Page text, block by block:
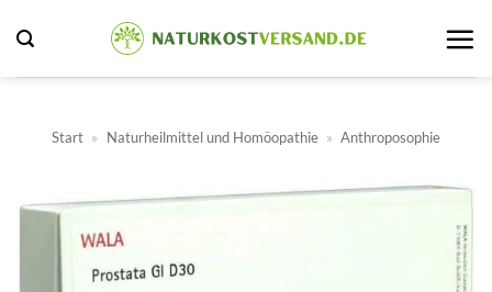
Inhalt
springen
Start » Naturheilmittel und Homöopathie » Anthroposophie